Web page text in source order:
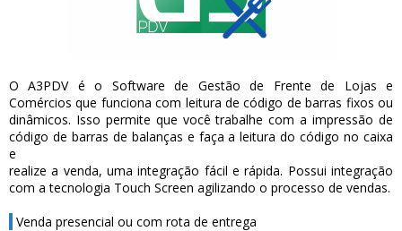
O A3PDV é o Software de Gestão de Frente de Lojas e
Comércios que funciona com leitura de código de barras fixos ou
dinâmicos. Isso permite que você trabalhe com a impressão de
código de barras de balanças e faça a leitura do código no caixa
e
realize a venda, uma integração fácil e rápida. Possui integração
com a tecnologia Touch Screen agilizando o processo de vendas.
Venda presencial ou com rota de entrega